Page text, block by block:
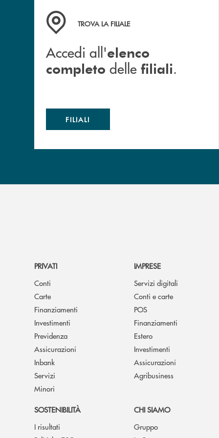
Accedi all' elenco completo delle filiali .
TROVA LA FILIALE
Accedi all'elenco
completo delle filiali.
FILIALI
PRIVATI
Conti
Carte
Finanziamenti
Investimenti
Previdenza
Assicurazioni
Inbank
Servizi
Minori
IMPRESE
Servizi digitali
Conti e carte
POS
Finanziamenti
Estero
Investimenti
Assicurazioni
Agribusiness
SOSTENIBILITÀ
I risultati
CHI SIAMO
Gruppo